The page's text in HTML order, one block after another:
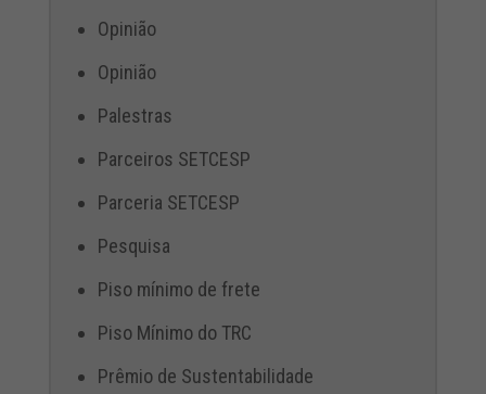
Opinião
Opinião
Palestras
Parceiros SETCESP
Parceria SETCESP
Pesquisa
Piso mínimo de frete
Piso Mínimo do TRC
Prêmio de Sustentabilidade